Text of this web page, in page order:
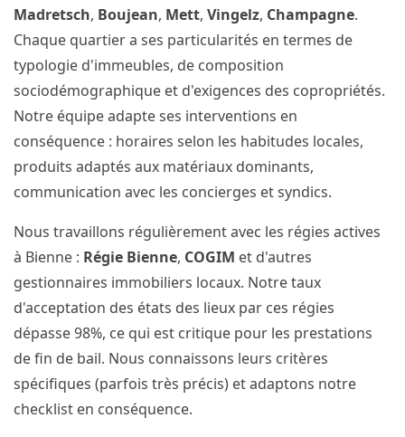
Madretsch, Boujean, Mett, Vingelz, Champagne.
Chaque quartier a ses particularités en termes de
typologie d'immeubles, de composition
sociodémographique et d'exigences des copropriétés.
Notre équipe adapte ses interventions en
conséquence : horaires selon les habitudes locales,
produits adaptés aux matériaux dominants,
communication avec les concierges et syndics.
Nous travaillons régulièrement avec les régies actives
à Bienne : Régie Bienne, COGIM et d'autres
gestionnaires immobiliers locaux. Notre taux
d'acceptation des états des lieux par ces régies
dépasse 98%, ce qui est critique pour les prestations
de fin de bail. Nous connaissons leurs critères
spécifiques (parfois très précis) et adaptons notre
checklist en conséquence.